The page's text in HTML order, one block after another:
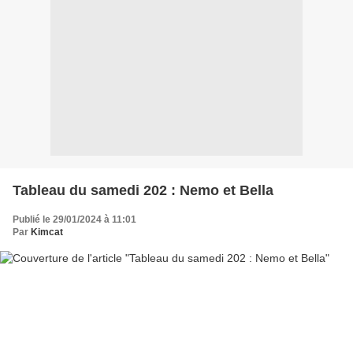
Tableau du samedi 202 : Nemo et Bella
Publié le 29/01/2024 à 11:01
Par Kimcat